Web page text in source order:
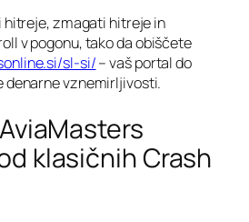
hitreje, zmagati hitreje in
v pogonu, tako da obiščete
sl-si/– vaš portal do
denarne vznemirljivosti.
klasičnih Crash